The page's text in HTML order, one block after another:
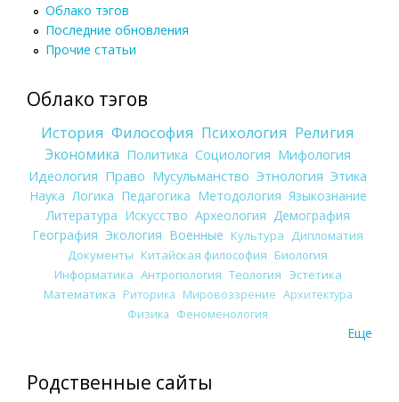
Облако тэгов
Последние обновления
Прочие статьи
Облако тэгов
История Философия Психология Религия
Экономика Политика Социология Мифология
Идеология Право Мусульманство Этнология Этика
Наука Логика Педагогика Методология Языкознание
Литература Искусство Археология Демография
География Экология Военные Культура
Дипломатия
Документы Китайская философия Биология
Информатика Антропология Теология Эстетика
Математика Риторика Мировоззрение Архитектура
Физика Феноменология
Еще
Родственные сайты